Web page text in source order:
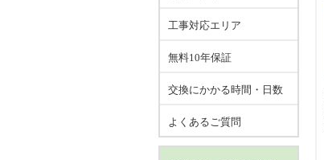
工事対応エリア
無料10年保証
交換にかかる時間・日数
よくあるご質問